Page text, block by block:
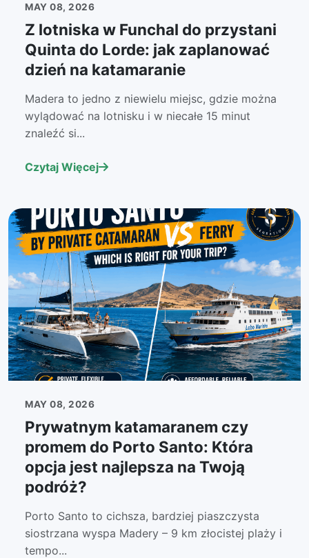
MAY 08, 2026
Z lotniska w Funchal do przystani
Quinta do Lorde: jak zaplanować
dzień na katamaranie
Madera to jedno z niewielu miejsc, gdzie można
wylądować na lotnisku i w niecałe 15 minut
znaleźć si...
Czytaj Więcej
MAY 08, 2026
Prywatnym katamaranem czy
promem do Porto Santo: Która
opcja jest najlepsza na Twoją
podróż?
Porto Santo to cichsza, bardziej piaszczysta
siostrzana wyspa Madery – 9 km złocistej plaży i
tempo...